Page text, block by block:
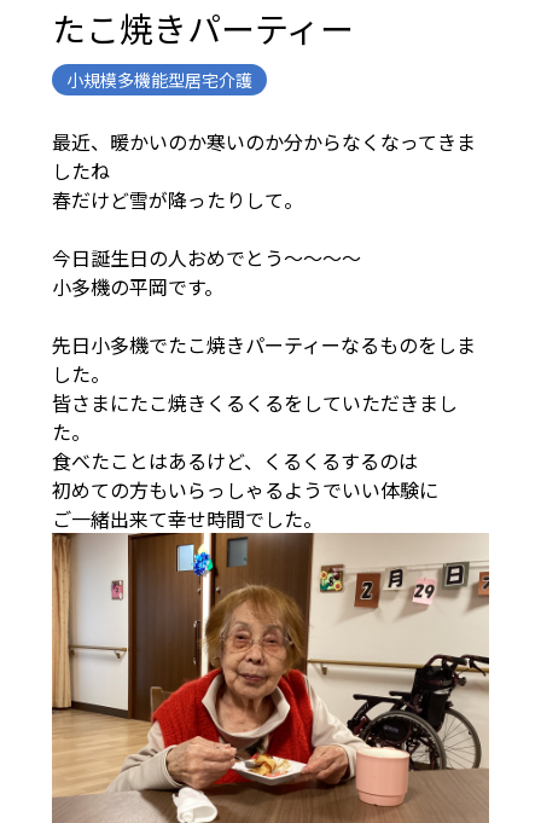
たこ焼きパーティー
小規模多機能型居宅介護
最近、暖かいのか寒いのか分からなくなってきま
したね
春だけど雪が降ったりして。
今日誕生日の人おめでとう～～～～
小多機の平岡です。
先日小多機でたこ焼きパーティーなるものをしま
した。
皆さまにたこ焼きくるくるをしていただきまし
た。
食べたことはあるけど、くるくるするのは
初めての方もいらっしゃるようでいい体験に
ご一緒出来て幸せ時間でした。